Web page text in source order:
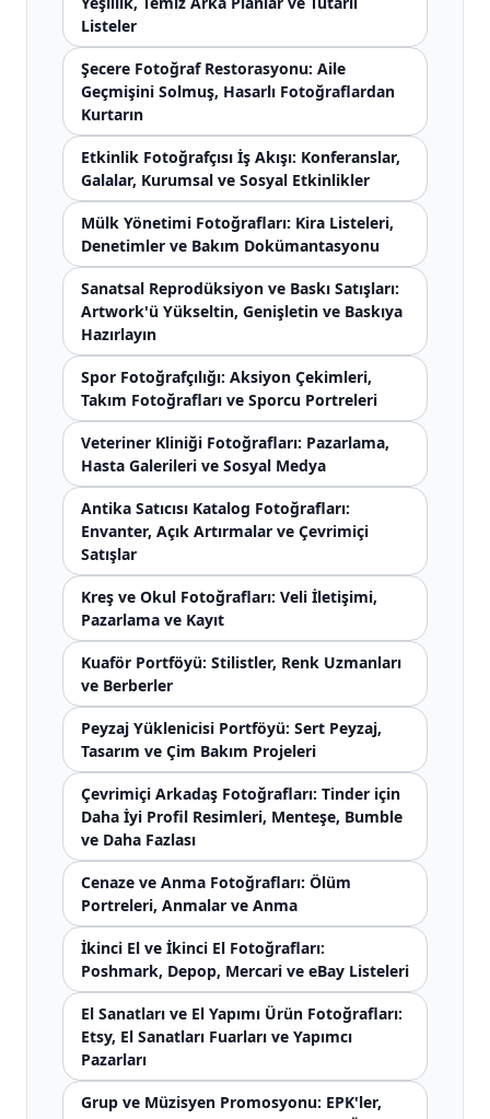
Listeler
Şecere Fotoğraf Restorasyonu: Aile
Geçmişini Solmuş, Hasarlı Fotoğraflardan
Kurtarın
Etkinlik Fotoğrafçısı İş Akışı: Konferanslar,
Galalar, Kurumsal ve Sosyal Etkinlikler
Mülk Yönetimi Fotoğrafları: Kira Listeleri,
Denetimler ve Bakım Dokümantasyonu
Sanatsal Reprodüksiyon ve Baskı Satışları:
Artwork'ü Yükseltin, Genişletin ve Baskıya
Hazırlayın
Spor Fotoğrafçılığı: Aksiyon Çekimleri,
Takım Fotoğrafları ve Sporcu Portreleri
Veteriner Kliniği Fotoğrafları: Pazarlama,
Hasta Galerileri ve Sosyal Medya
Antika Satıcısı Katalog Fotoğrafları:
Envanter, Açık Artırmalar ve Çevrimiçi
Satışlar
Kreş ve Okul Fotoğrafları: Veli İletişimi,
Pazarlama ve Kayıt
Kuaför Portföyü: Stilistler, Renk Uzmanları
ve Berberler
Peyzaj Yüklenicisi Portföyü: Sert Peyzaj,
Tasarım ve Çim Bakım Projeleri
Çevrimiçi Arkadaş Fotoğrafları: Tinder için
Daha İyi Profil Resimleri, Menteşe, Bumble
ve Daha Fazlası
Cenaze ve Anma Fotoğrafları: Ölüm
Portreleri, Anmalar ve Anma
İkinci El ve İkinci El Fotoğrafları:
Poshmark, Depop, Mercari ve eBay Listeleri
El Sanatları ve El Yapımı Ürün Fotoğrafları:
Etsy, El Sanatları Fuarları ve Yapımcı
Pazarları
Grup ve Müzisyen Promosyonu: EPK'ler,